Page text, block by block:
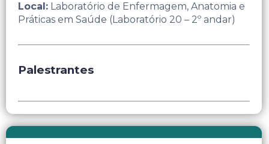
Local: Laboratório de Enfermagem, Anatomia e
Práticas em Saúde (Laboratório 20 – 2º andar)
Palestrantes